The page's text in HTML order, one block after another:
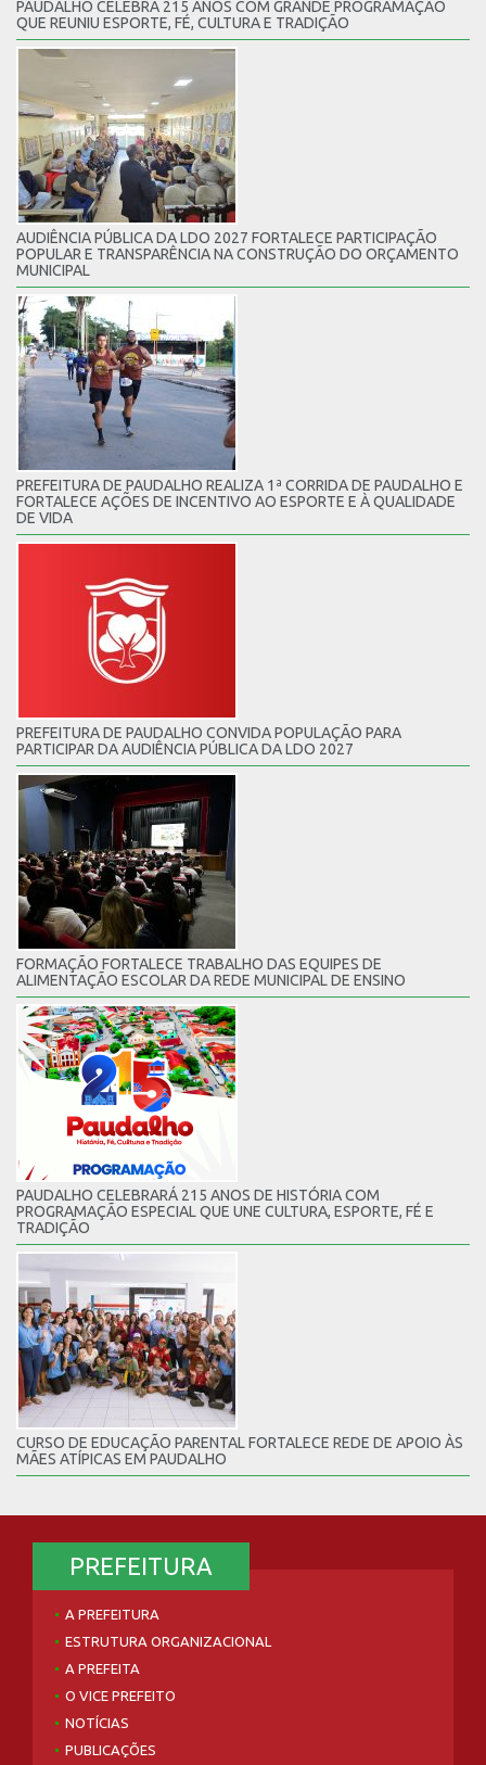
PAUDALHO CELEBRA 215 ANOS COM GRANDE PROGRAMAÇÃO
QUE REUNIU ESPORTE, FÉ, CULTURA E TRADIÇÃO
AUDIÊNCIA PÚBLICA DA LDO 2027 FORTALECE PARTICIPAÇÃO
POPULAR E TRANSPARÊNCIA NA CONSTRUÇÃO DO ORÇAMENTO
MUNICIPAL
PREFEITURA DE PAUDALHO REALIZA 1ª CORRIDA DE PAUDALHO E
FORTALECE AÇÕES DE INCENTIVO AO ESPORTE E À QUALIDADE
DE VIDA
PREFEITURA DE PAUDALHO CONVIDA POPULAÇÃO PARA
PARTICIPAR DA AUDIÊNCIA PÚBLICA DA LDO 2027
FORMAÇÃO FORTALECE TRABALHO DAS EQUIPES DE
ALIMENTAÇÃO ESCOLAR DA REDE MUNICIPAL DE ENSINO
PAUDALHO CELEBRARÁ 215 ANOS DE HISTÓRIA COM
PROGRAMAÇÃO ESPECIAL QUE UNE CULTURA, ESPORTE, FÉ E
TRADIÇÃO
CURSO DE EDUCAÇÃO PARENTAL FORTALECE REDE DE APOIO ÀS
MÃES ATÍPICAS EM PAUDALHO
PREFEITURA
A PREFEITURA
ESTRUTURA ORGANIZACIONAL
A PREFEITA
O VICE PREFEITO
NOTÍCIAS
PUBLICAÇÕES